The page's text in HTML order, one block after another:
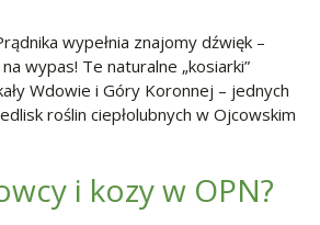
wypełnia znajomy dźwięk –
wypas! Te naturalne „kosiarki”
Wdowie i Góry Koronnej – jednych
roślin ciepłolubnych w Ojcowskim
i kozy w OPN?